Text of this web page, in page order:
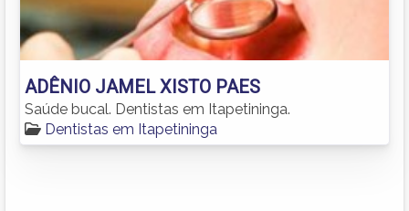
ADÊNIO JAMEL XISTO PAES
Saúde bucal. Dentistas em Itapetininga.
Dentistas em Itapetininga